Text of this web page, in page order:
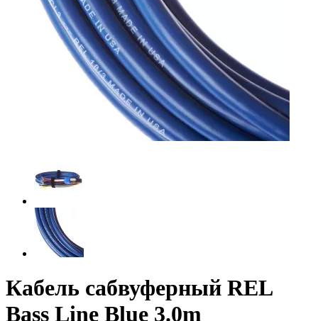
Кабель сабвуферный REL
Bass Line Blue 3.0m